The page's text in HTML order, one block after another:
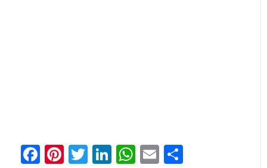
Facebook
Pinterest
Twitter
LinkedIn
WhatsApp
Email